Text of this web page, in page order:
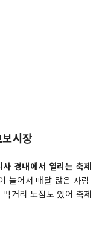
시장
경내에서 열리는 축제
늘어서 매달 많은 사람
거리 노점도 있어 축제